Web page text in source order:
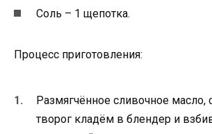
Соль – 1 щепотка.
Процесс приготовления:
Размягчённое сливочное масло,
творог кладём в блендер и